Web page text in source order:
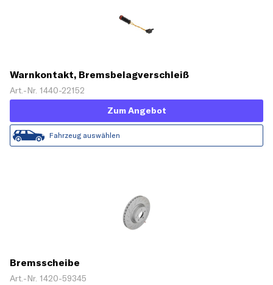
Warnkontakt, Bremsbelagverschleiß
Art.-Nr. 1440-22152
Zum Angebot
Fahrzeug auswählen
Bremsscheibe
Art.-Nr. 1420-59345